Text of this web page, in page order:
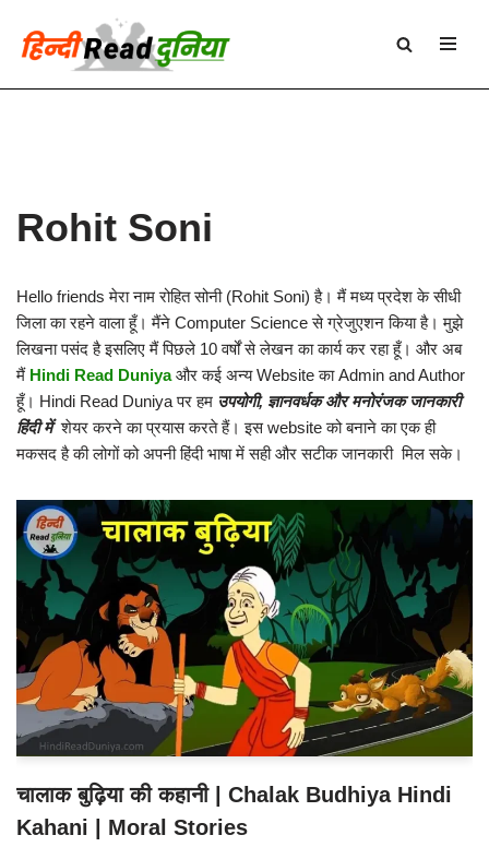
Skip
to
Rohit Soni
Hello friends मेरा नाम रोहित सोनी (Rohit Soni) है। मैं मध्य प्रदेश के सीधी
जिला का रहने वाला हूँ। मैंने Computer Science से ग्रेजुएशन किया है। मुझे
लिखना पसंद है इसलिए मैं पिछले 10 वर्षों से लेखन का कार्य कर रहा हूँ। और अब
मैं Hindi Read Duniyaऔर कई अन्य Website का Admin and Author
हूँ। Hindi Read Duniya पर हम उपयोगी, ज्ञानवर्धक और मनोरंजक जानकारी
हिंदी मेंशेयर करने का प्रयास करते हैं। इस website को बनाने का एक ही
मकसद है की लोगों को अपनी हिंदी भाषा में सही और सटीक जानकारी मिल सके।
चालाक बुढ़िया की कहानी | Chalak Budhiya Hindi
Kahani | Moral Stories